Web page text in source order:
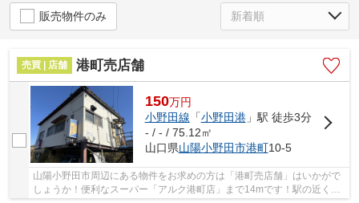
販売物件のみ
売買 | 店舗 港町売店舗
150万円
小野田線 「小野田港」駅 徒歩3分
- / - / 75.12㎡
山口県山陽小野田市港町10-5
山陽小野田市周辺にある物件をお求めの方は「港町売店舗」はいかがで
しょうか！便利なスーパー「アルク港町店」まで14mです！駅の近くに